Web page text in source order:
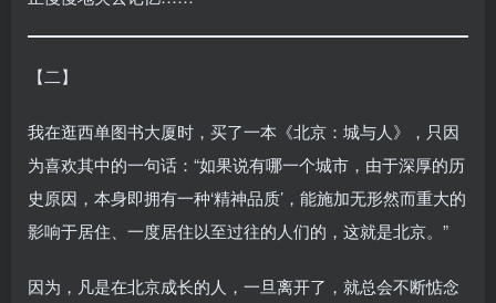
【二】
我在逛西单图书大厦时，买了一本《北京：城与人》，只因
为喜欢其中的一句话：“如果说有哪一个城市，由于深厚的历
史原因，本身即拥有一种‘精神品质’，能施加无形然而重大的
影响于居住、一度居住以至过往的人们的，这就是北京。”
因为，凡是在北京成长的人，一旦离开了，就总会不断惦念